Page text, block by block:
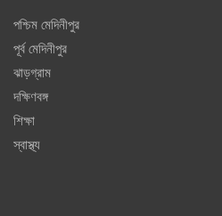
পশ্চিম মেদিনীপুর
পূর্ব মেদিনীপুর
ঝাড়গ্রাম
দক্ষিণবঙ্গ
শিক্ষা
স্বাস্থ্য